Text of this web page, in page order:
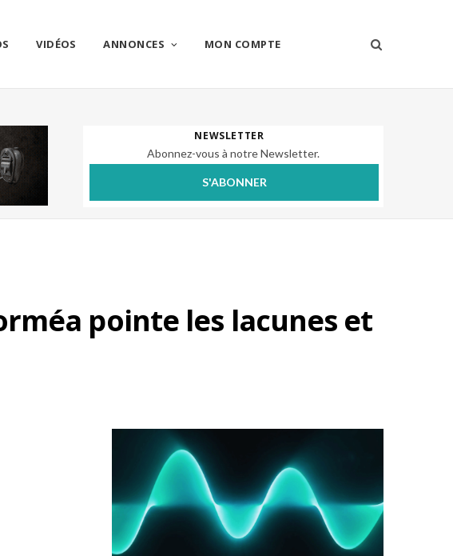
VIDÉOS ANNONCES MON COMPTE
NEWSLETTER
Abonnez-vous à notre Newsletter.
S'ABONNER
pointe les lacunes et